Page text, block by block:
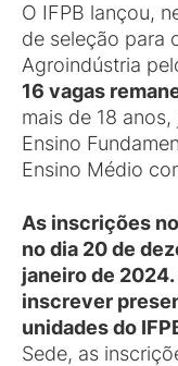
O IFPB lançou,
de seleção para
Agroindústria
16 vagas
mais de 18
Ensino
Ensino Médio
As inscrições
no dia 20 de
janeiro de
inscrever
unidades do
Sede, as